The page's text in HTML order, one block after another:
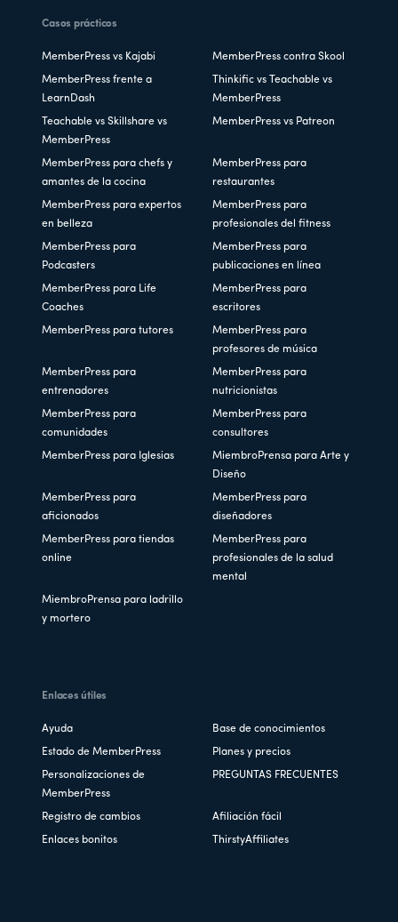
Casos prácticos
MemberPress vs Kajabi MemberPress contra Skool
MemberPress frente a
LearnDash
Thinkific vs Teachable vs
MemberPress
Teachable vs Skillshare vs
MemberPress
MemberPress vs Patreon
MemberPress para chefs y
amantes de la cocina
MemberPress para
restaurantes
MemberPress para expertos
en belleza
MemberPress para
profesionales del fitness
MemberPress para
Podcasters
MemberPress para
publicaciones en línea
MemberPress para Life
Coaches
MemberPress para
escritores
MemberPress para tutores
MemberPress para
profesores de música
MemberPress para
entrenadores
MemberPress para
nutricionistas
MemberPress para
comunidades
MemberPress para
consultores
MemberPress para Iglesias
MiembroPrensa para Arte y
Diseño
MemberPress para
aficionados
MemberPress para
diseñadores
MemberPress para tiendas
online
MemberPress para
profesionales de la salud
mental
MiembroPrensa para ladrillo
y mortero
Enlaces útiles
Ayuda Base de conocimientos
Estado de MemberPress Planes y precios
Personalizaciones de
MemberPress
PREGUNTAS FRECUENTES
Registro de cambios Afiliación fácil
Enlaces bonitos ThirstyAffiliates